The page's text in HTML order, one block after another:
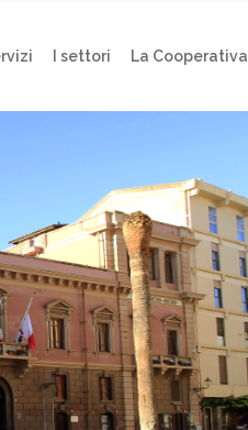
I settori La Cooperativa